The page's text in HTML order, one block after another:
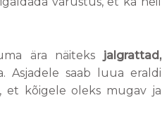
ära näiteks jalgrattad,
Asjadele saab luua eraldi
et kõigele oleks mugav ja